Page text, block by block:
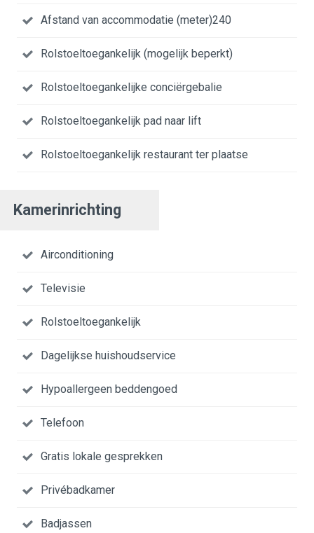
Afstand van accommodatie (meter)240
Rolstoeltoegankelijk (mogelijk beperkt)
Rolstoeltoegankelijke conciërgebalie
Rolstoeltoegankelijk pad naar lift
Rolstoeltoegankelijk restaurant ter plaatse
Kamerinrichting
Airconditioning
Televisie
Rolstoeltoegankelijk
Dagelijkse huishoudservice
Hypoallergeen beddengoed
Telefoon
Gratis lokale gesprekken
Privébadkamer
Badjassen